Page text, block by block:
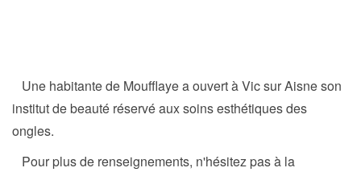
Une habitante de Moufflaye a ouvert à Vic sur Aisne son
institut de beauté réservé aux soins esthétiques des
ongles.
Pour plus de renseignements, n'hésitez pas à la